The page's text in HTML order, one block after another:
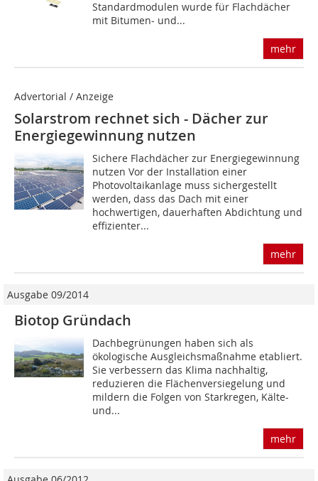
Standardmodulen wurde für Flachdächer
mit Bitumen- und...
mehr
Advertorial / Anzeige
Solarstrom rechnet sich - Dächer zur
Energiegewinnung nutzen
Sichere Flachdächer zur Energiegewinnung
nutzen Vor der Installation einer
Photovoltaikanlage muss sichergestellt
werden, dass das Dach mit einer
hochwertigen, dauerhaften Abdichtung und
effizienter...
mehr
Ausgabe 09/2014
Biotop Gründach
Dachbegrünungen haben sich als
ökologische Ausgleichsmaßnahme etabliert.
Sie verbessern das Klima nachhaltig,
reduzieren die Flächenversiegelung und
mildern die Folgen von Starkregen, Kälte-
und...
mehr